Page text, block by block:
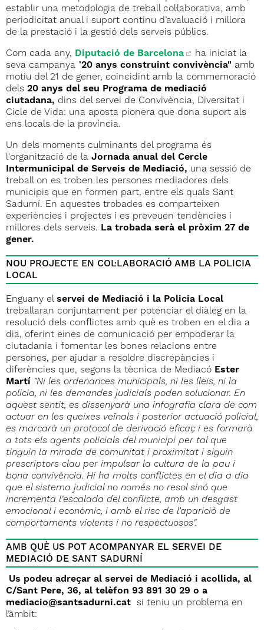
establir una metodologia de treball col·laborativa, amb
periodicitat anual i suport continu d’avaluació i millora
de la prestació i la gestió dels serveis públics.
Com cada any, Diputació de Barcelona
ha iniciat la
seva campanya "20 anys construint convivència" amb
motiu del 21 de gener, coincidint amb la commemoració
dels 20 anys del seu Programa de mediació
ciutadana, dins del servei de Convivència, Diversitat i
Cicle de Vida: una aposta pionera que dona suport als
ens locals de la província.
Un dels moments culminants del programa és
l'organització de la Jornada anual del Cercle
Intermunicipal de Serveis de Mediació, una sessió de
treball on es troben les persones mediadores dels
municipis que en formen part, entre els quals Sant
Sadurní. En aquestes trobades es comparteixen
experiències i projectes i es preveuen tendències i
millores dels serveis. La trobada serà el pròxim 27 de
gener.
NOU PROJECTE EN COL·LABORACIÓ AMB LA POLICIA
LOCAL
Enguany elservei de Mediació i la Policia Local
treballaran conjuntament per potenciar el diàleg en la
resolució dels conflictes amb què es troben en el dia a
dia, oferint eines de comunicació per empoderar la
ciutadania i fomentar les bones relacions entre
persones, per ajudar a resoldre discrepàncies i
diferències que, segons la tècnica de Mediacó Ester
Martí "Ni les ordenances municipals, ni les lleis, ni la
policia, ni les demandes judicials poden solucionar. En
aquest sentit, es dissenyarà una infografia clara de com
actuar en les queixes veïnals i posterior actuació policial,
es marcarà un protocol de derivació eficaç i es formarà
a tots els agents policials del municipi per tal que
tinguin la mirada de comunitat i proximitat i siguin
prescriptors clau per impulsar la cultura de la pau i
bona convivència. Hi ha molts conflictes en el dia a dia
que el sistema judicial no només no resol sinó que
incrementa l'escalada del conflicte, amb un desgast
emocional i econòmic, i amb el risc de l’aparició de
comportaments violents i no respectuosos".
AMB QUÈ US POT ACOMPANYAR EL SERVEI DE
MEDIACIÓ DE SANT SADURNÍ
Us podeu adreçar al servei de Mediació i acollida, al
C/Sant Pere, 36, al telèfon 93 891 30 29 o a
mediacio@santsadurni.cat
si teniu un problema en
l’àmbit: